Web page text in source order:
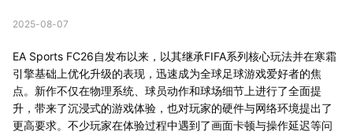
2025-08-07
EA Sports FC26自发布以来，以其继承FIFA系列核心玩法并在寒霜
引擎基础上优化升级的表现，迅速成为全球足球游戏爱好者的焦
点。新作不仅在物理系统、球员动作和球场细节上进行了全面提
升，带来了沉浸式的游戏体验，也对玩家的硬件与网络环境提出了
更高要求。不少玩家在体验过程中遇到了画面卡顿与操作延迟等问